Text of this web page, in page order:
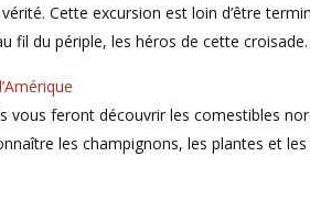
Cette excursion est loin d’être
fil du périple, les héros de cette croisade.
vous feront découvrir les comestibles
les champignons, les plantes et